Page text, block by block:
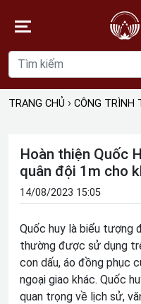
TRANG CHỦ › CÔNG TRÌNH
Hoàn thiện Quốc
quân đội 1m cho
14/08/2023 15:05
Quốc huy là biểu tượng
thường được sử dụng
con dấu, áo đồng phục
ngoại giao khác. Quốc
quan trọng về lịch sử,